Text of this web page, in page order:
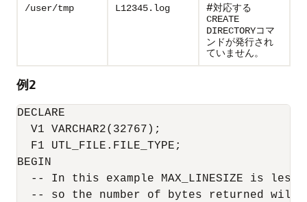
/user/tmp L12345.log #対応する
CREATE
DIRECTORYコマ
ンドが発行され
ていません。
例2
DECLARE
  V1 VARCHAR2(32767);
  F1 UTL_FILE.FILE_TYPE;
BEGIN
-- In this example MAX_LINESIZE is
-- so the number of bytes returned